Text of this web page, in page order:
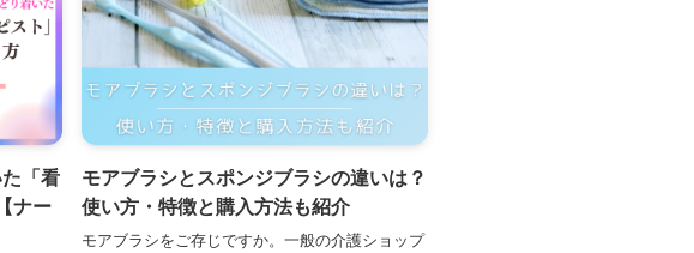
「看
ナー
モアブラシとスポンジブラシの違いは？
使い方・特徴と購入方法も紹介
モアブラシをご存じですか。一般の介護ショップ